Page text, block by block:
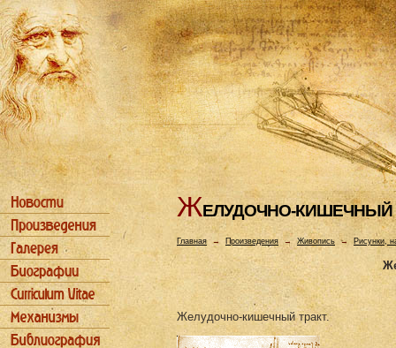
ЖЕЛУДОЧHО-КИШЕЧHЫЙ
Главная→ Произведения → Живопись → Рисунки,
Желудочно-кишечный тракт.